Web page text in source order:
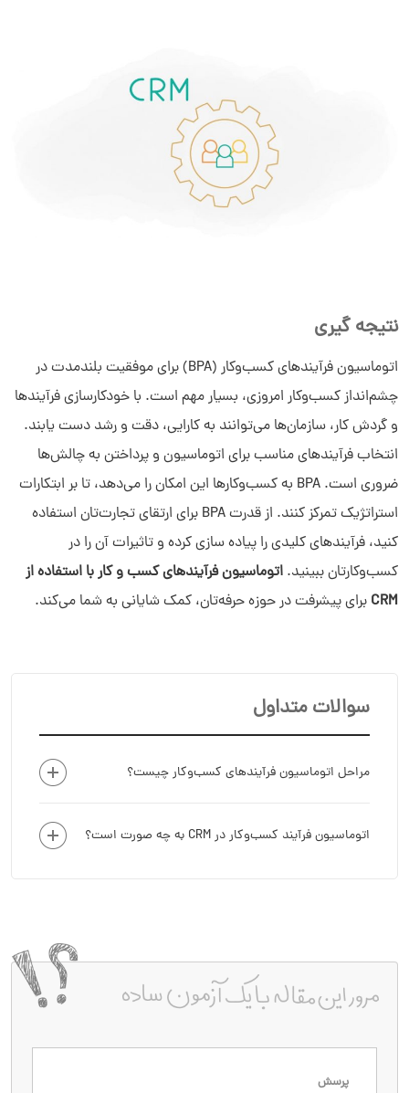
نتیجه گیری
اتوماسیون فرآیندهای کسب‌وکار (BPA) برای موفقیت بلندمدت در
چشم‌انداز کسب‌وکار امروزی، بسیار مهم است. با خودکارسازی فرآیندها
و گردش کار، سازمان‌ها می‌توانند به کارایی، دقت و رشد دست یابند.
انتخاب فرآیندهای مناسب برای اتوماسیون و پرداختن به چالش‌ها
ضروری است. BPA به کسب‌وکارها این امکان را می‌دهد، تا بر ابتکارات
استراتژیک تمرکز کنند. از قدرت BPA برای ارتقای تجارت‌تان استفاده
کنید، فرآیندهای کلیدی را پیاده سازی کرده و تاثیرات آن را در
کسب‌وکارتان ببینید. اتوماسیون فرآیندهای کسب و کار با استفاده از
CRM برای پیشرفت در حوزه حرفه‌تان، کمک شایانی به شما می‌کند.
سوالات متداول
مراحل اتوماسیون فرآیندهای کسب‌وکار چیست؟
اتوماسیون فرآیند کسب‌وکار در CRM به چه صورت است؟
پرسش